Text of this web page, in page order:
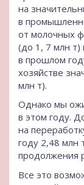
на
в
от молочных
(до 1, 7 млн ​​т)
в прошлом
хозяйстве
млн т).
Однако мы
в этом году.
на
году 2,48 млн
продолжения
Все это